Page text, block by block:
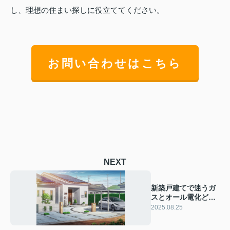
し、理想の住まい探しに役立ててください。
お問い合わせはこちら
NEXT
新築戸建てで迷うガ
スとオール電化どち
らが良い？特徴や比
2025.08.25